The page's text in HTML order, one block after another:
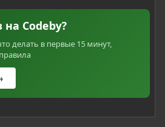
Codeby?
делать в первые 15 минут,